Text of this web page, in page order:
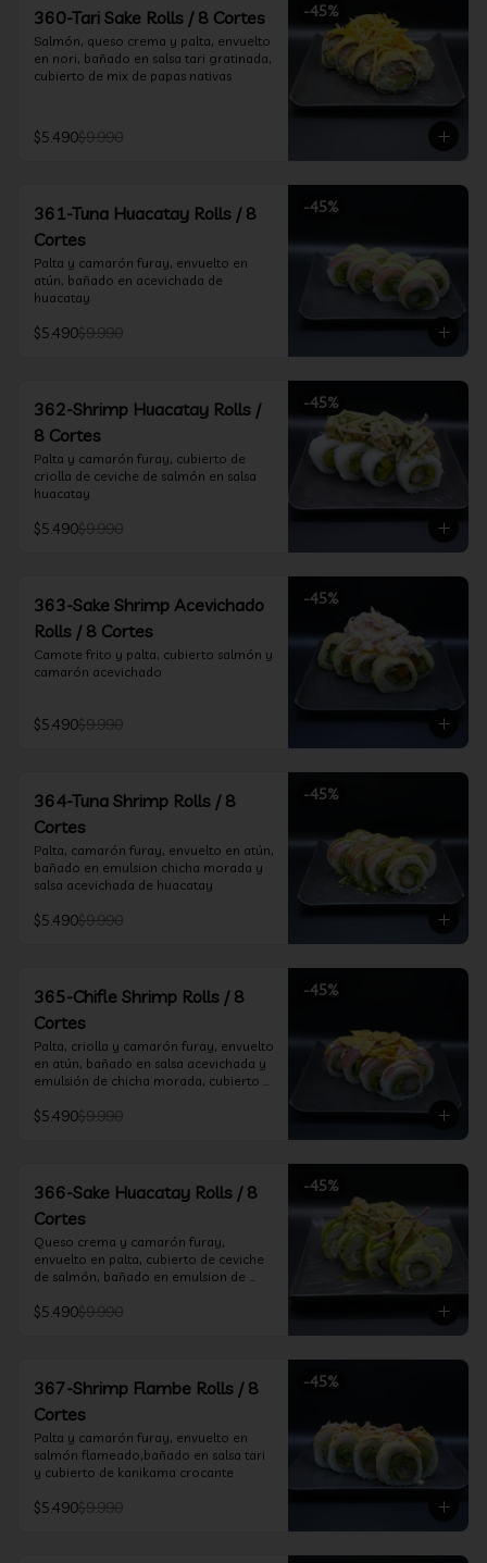
-45%
360-Tari Sake Rolls / 8 Cortes
Salmón, queso crema y palta, envuelto
en nori, bañado en salsa tari gratinada,
cubierto de mix de papas nativas
$5.490$9.990
-45%
361-Tuna Huacatay Rolls / 8
Cortes
Palta y camarón furay, envuelto en
atún, bañado en acevichada de
huacatay
$5.490$9.990
-45%
362-Shrimp Huacatay Rolls /
8 Cortes
Palta y camarón furay, cubierto de
criolla de ceviche de salmón en salsa
huacatay
$5.490$9.990
-45%
363-Sake Shrimp Acevichado
Rolls / 8 Cortes
Camote frito y palta, cubierto salmón y
camarón acevichado
$5.490$9.990
-45%
364-Tuna Shrimp Rolls / 8
Cortes
Palta, camarón furay, envuelto en atún,
bañado en emulsion chicha morada y
salsa acevichada de huacatay
$5.490$9.990
-45%
365-Chifle Shrimp Rolls / 8
Cortes
Palta, criolla y camarón furay, envuelto
en atún, bañado en salsa acevichada y
emulsión de chicha morada, cubierto
$5.490$9.990
-45%
366-Sake Huacatay Rolls / 8
Cortes
Queso crema y camarón furay,
envuelto en palta, cubierto de ceviche
de salmón, bañado en emulsion de
$5.490$9.990
-45%
367-Shrimp Flambe Rolls / 8
Cortes
Palta y camarón furay, envuelto en
salmón flameado,bañado en salsa tari
y cubierto de kanikama crocante
$5.490$9.990